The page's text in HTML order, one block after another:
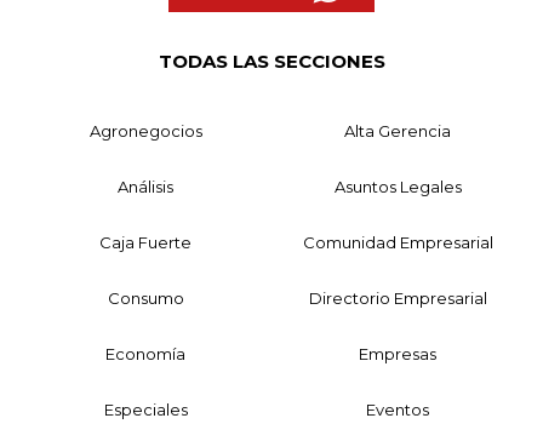
TODAS LAS SECCIONES
Agronegocios Alta Gerencia
Análisis Asuntos Legales
Caja Fuerte Comunidad Empresarial
Consumo Directorio Empresarial
Economía Empresas
Especiales Eventos